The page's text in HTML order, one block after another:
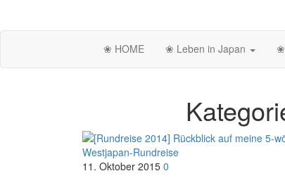
springen
❀ HOME
❀ Leben in Japan ❀
11. Oktober 2015 0
Beitragsnavigation